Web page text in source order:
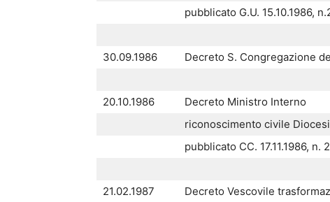
pubblicato G.U. 15.10.1986,
30.09.1986 Decreto S. Congregazione
20.10.1986
Decreto Ministro Interno
riconoscimento civile
pubblicato CC. 17.11.1986, n.
21.02.1987 Decreto Vescovile